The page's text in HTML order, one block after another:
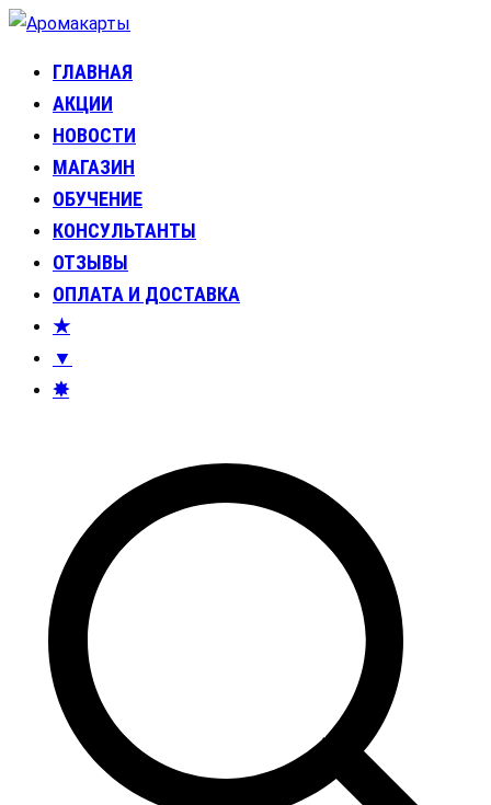
Перейти
содержимому
Аромакарты
Психологические эфирные карты • Аромапсихология
ГЛАВНАЯ
АКЦИИ
НОВОСТИ
МАГАЗИН
ОБУЧЕНИЕ
КОНСУЛЬТАНТЫ
ОТЗЫВЫ
ОПЛАТА И ДОСТАВКА
★
▼
✸